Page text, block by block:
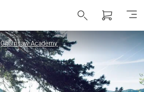
Chainsaw Academy